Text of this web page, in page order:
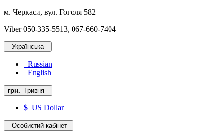
м. Черкаси, вул. Гоголя 582
Viber 050-335-5513, 067-660-7404
Українська
Russian
English
грн. Гривня
$ US Dollar
Особистий кабінет